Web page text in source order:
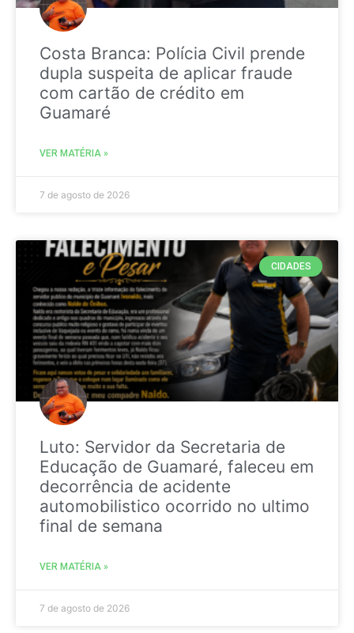
Costa Branca: Polícia Civil prende
dupla suspeita de aplicar fraude
com cartão de crédito em
Guamaré
VER MATÉRIA »
7 de agosto de 2026
CIDADES
Luto: Servidor da Secretaria de
Educação de Guamaré, faleceu em
decorrência de acidente
automobilistico ocorrido no ultimo
final de semana
VER MATÉRIA »
7 de agosto de 2026